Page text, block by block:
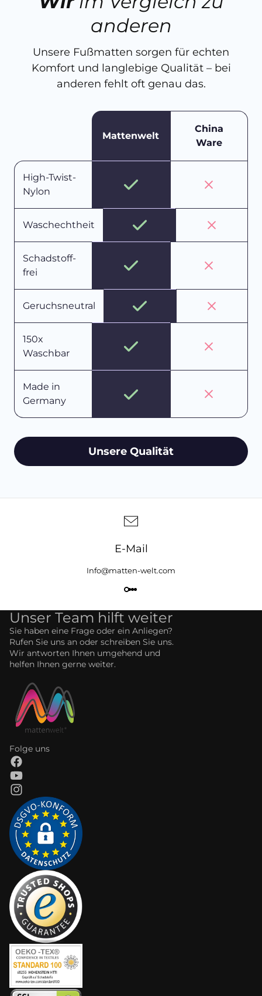
anderen
Unsere Fußmatten sorgen für echten
Komfort und langlebige Qualität – bei
anderen fehlt oft genau das.
Mattenwelt
China
Ware
High-Twist-
Nylon
Waschechtheit
Schadstoff-
frei
Geruchsneutral
150x
Waschbar
Made in
Germany
Unsere Qualität
E-Mail
Info@matten-welt.com
Unser Team hilft weiter
Sie haben eine Frage oder ein Anliegen?
Rufen Sie uns an oder schreiben Sie uns.
Wir antworten Ihnen umgehend und
helfen Ihnen gerne weiter.
Folge uns